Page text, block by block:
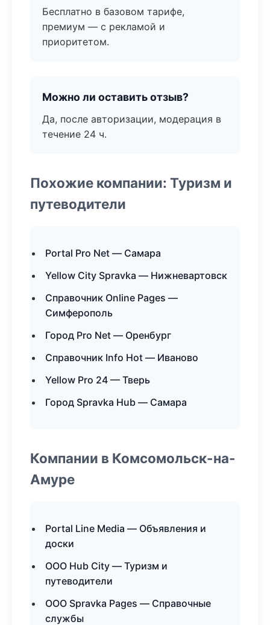
Бесплатно в базовом тарифе,
премиум — с рекламой и
приоритетом.
Можно ли оставить отзыв?
Да, после авторизации, модерация в
течение 24 ч.
Похожие компании: Туризм и
путеводители
Portal Pro Net — Самара
Yellow City Spravka — Нижневартовск
Справочник Online Pages —
Симферополь
Город Pro Net — Оренбург
Справочник Info Hot — Иваново
Yellow Pro 24 — Тверь
Город Spravka Hub — Самара
Компании в Комсомольск-на-
Амуре
Portal Line Media — Объявления и
доски
ООО Hub City — Туризм и
путеводители
ООО Spravka Pages — Справочные
службы